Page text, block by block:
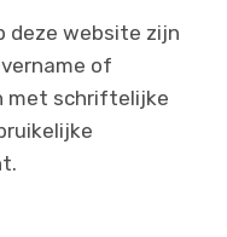
deze website zijn
of
met schriftelijke